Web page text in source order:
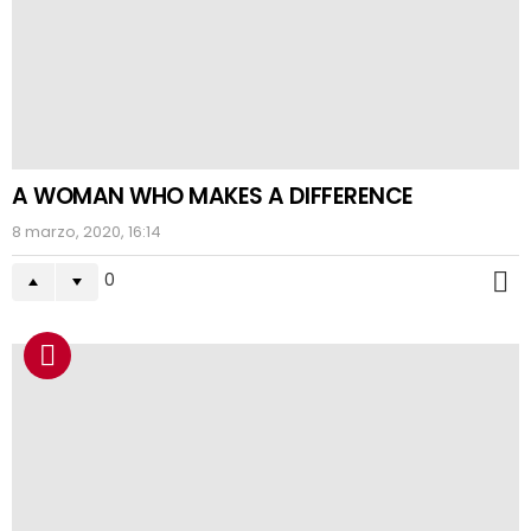
A WOMAN WHO MAKES A DIFFERENCE
8 marzo, 2020, 16:14
0